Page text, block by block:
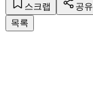
스크랩 공유
목록